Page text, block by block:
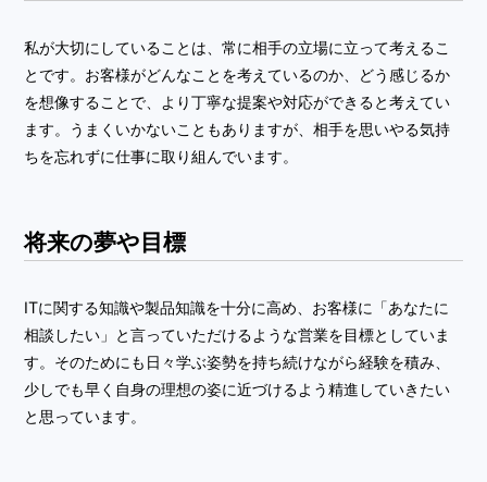
私が大切にしていることは、常に相手の立場に立って考えるこ
とです。お客様がどんなことを考えているのか、どう感じるか
を想像することで、より丁寧な提案や対応ができると考えてい
ます。うまくいかないこともありますが、相手を思いやる気持
ちを忘れずに仕事に取り組んでいます。
将来の夢や目標
ITに関する知識や製品知識を十分に高め、お客様に「あなたに
相談したい」と言っていただけるような営業を目標としていま
す。そのためにも日々学ぶ姿勢を持ち続けながら経験を積み、
少しでも早く自身の理想の姿に近づけるよう精進していきたい
と思っています。